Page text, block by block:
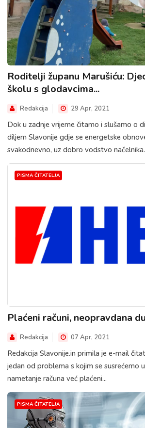
Roditelji županu Marušiću:
školu s glodavcima...
Redakcija 29 Apr, 2021
Dok u zadnje vrijeme čitamo i slušamo o
diljem Slavonije gdje se energetske
svakodnevno, uz dobro vodstvo
PISMA ČITATELJA
Plaćeni računi, neopravdana
Redakcija 07 Apr, 2021
Redakcija Slavonije.in primila je e-mail
jedan od problema s kojim se susrećemo
nametanje računa već plaćeni...
PISMA ČITATELJA